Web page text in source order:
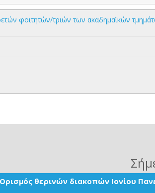
φοιτητών/τριών των ακαδημαϊκών
Ορισμός θερινών διακοπών Ιονίου